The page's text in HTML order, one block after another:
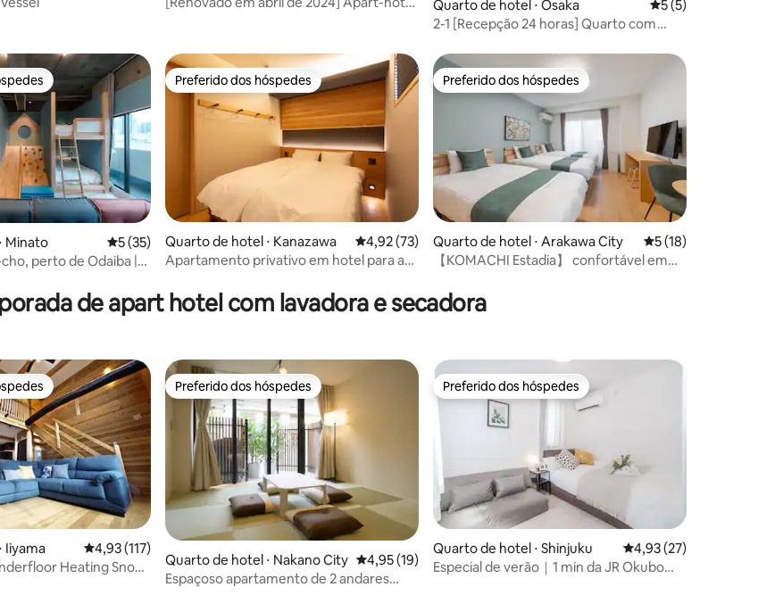
Quarto de hotel ⋅ Osaka 5 de uma
5 (5)
2-1 [Recepção 24 horas] Quarto com
Imi-no-Miya | Apartamento inteiro |
Acesso direto aos aeroportos de Namba
e Kansai | Ideal para 2 pessoas |
Disponível guarda-volumes
5, 40 avaliações
Minato 5 de uma avaliação média de 5, 35 avaliações
5 (35)
perto de Odaiba |
até 6 pessoas
Preferido dos hóspedes
Preferido dos hóspedes
Quarto de hotel ⋅ Kanazawa 4,92 de uma avaliação média de 5, 73 avaliações
4,92 (73)
Apartamento privativo em hotel para até
Preferido dos hóspedes
Preferido dos hóspedes
Quarto de hotel ⋅ Arakawa City 5 de uma
5 (18)
【KOMACHI Estadia】 confortável em
de apart hotel com lavadora e secadora
5, 137 avaliações
Iiyama 4,93 de uma avaliação média de 5, 117 avaliações
4,93 (117)
Heating Snow
Preferido dos hóspedes
Preferido dos hóspedes
Quarto de hotel ⋅ Nakano City 4,95 de uma avaliação média de 5, 19 avaliações
4,95 (19)
Espaçoso apartamento de 2 andares
Preferido dos hóspedes
Preferido dos hóspedes
Quarto de hotel ⋅ Shinjuku 4,93 de uma
4,93 (27)
Especial de verão｜1 min da JR Okubo｜